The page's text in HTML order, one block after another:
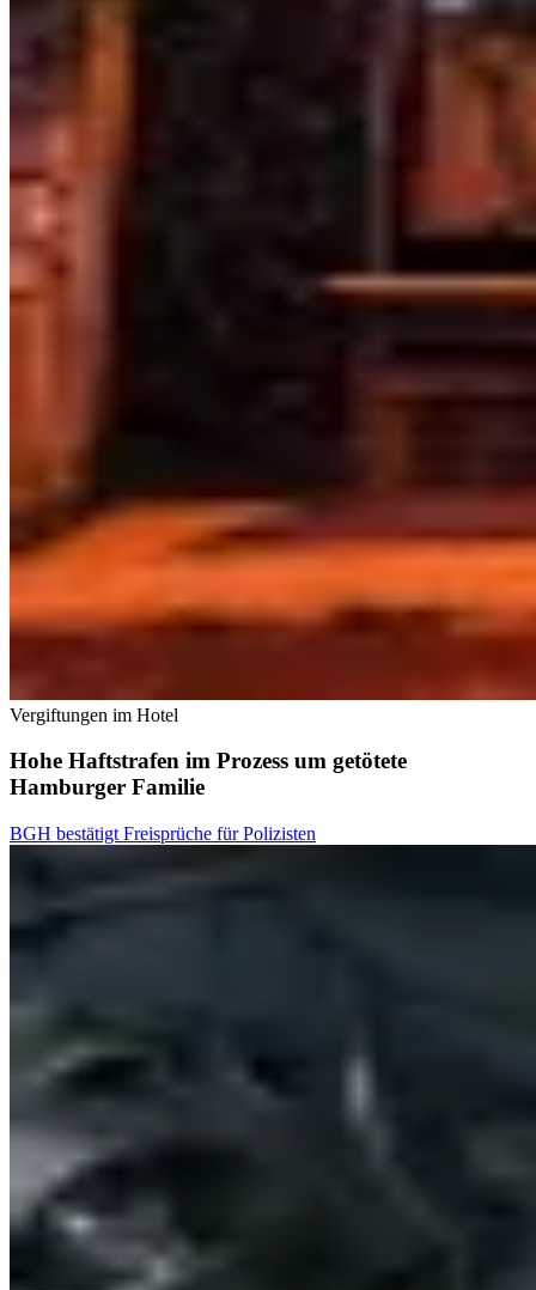
Vergiftungen im Hotel
Hohe Haftstrafen im Prozess um getötete
Hamburger Familie
BGH bestätigt Freisprüche für Polizisten